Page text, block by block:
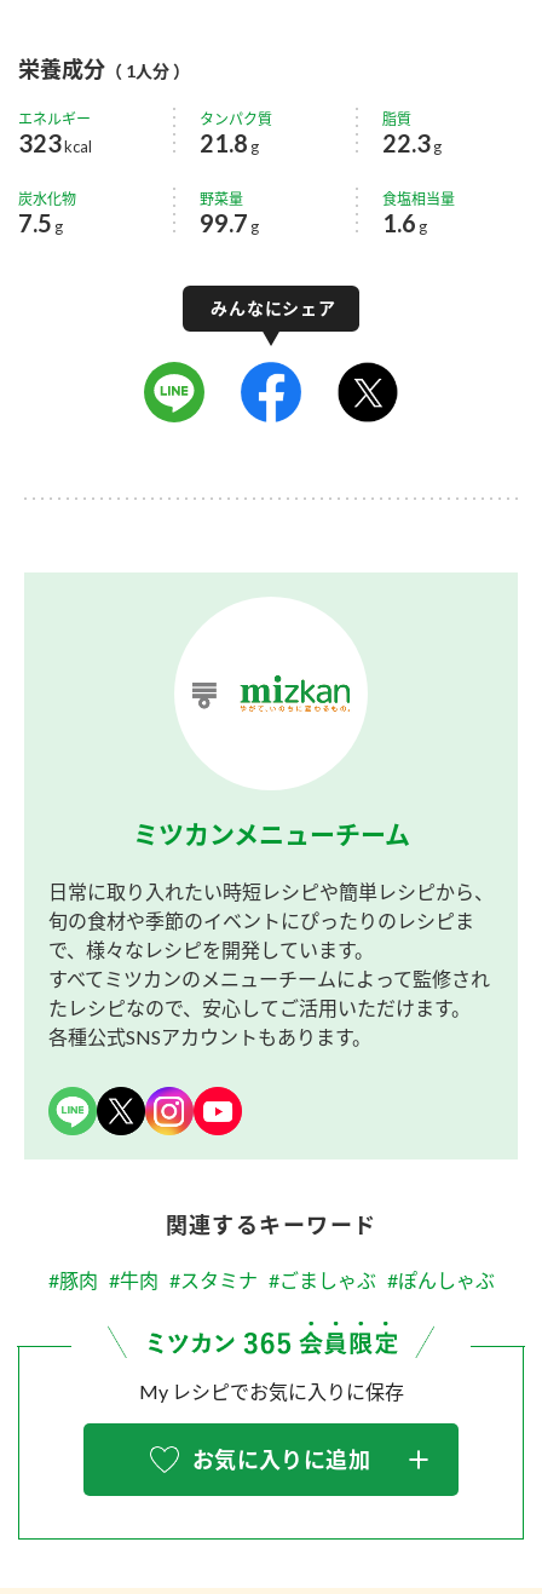
栄養成分 （ 1人分 ）
エネルギー
323kcal
タンパク質
21.8 g
脂質
22.3 g
炭水化物
7.5 g
野菜量
99.7 g
食塩相当量
1.6 g
ミツカンメニューチーム
日常に取り入れたい時短レシピや簡単レシピから、
旬の食材や季節のイベントにぴったりのレシピま
で、様々なレシピを開発しています。
すべてミツカンのメニューチームによって監修され
たレシピなので、安心してご活用いただけます。
各種公式SNSアカウントもあります。
関連するキーワード
#豚肉 #牛肉 #スタミナ #ごましゃぶ #ぽんしゃぶ
My レシピでお気に入りに保存
お気に入りに追加